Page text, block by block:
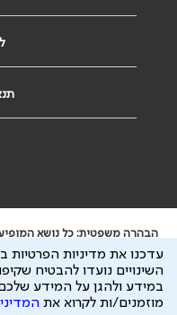
הבהרה משפטית: כל נושא
ייעוץ רפואי או משפטי. אין
ידוע לי שהר"י אוספת ושומרת
להיות מועבר לצדדים שלישיים,
עדכנו את מדיניות הפרטיות
השינויים נועדו להבטיח
במידע ולהגן על המידע
מוזמנים/ות לקרוא את